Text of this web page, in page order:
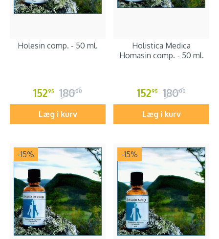
Holesin comp. - 50 ml.
15295 18000
Læg i kurv
Holistica Medica
Homasin comp. - 50 ml.
15295 18000
Læg i kurv
-15% -15%